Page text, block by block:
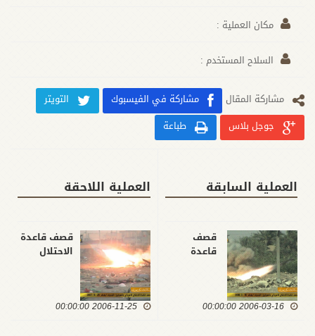
مكان العملية :
السلاح المستخدم :
مشارکة المقال مشاركة في الفيسبوك
التويتر
جوجل بلاس
طباعة
العملية السابقة
قصف
قاعدة
البلديات /
2006-03-16 00:00:00
العملية اللاحقة
قصف قاعدة
الاحتلال
2006-11-25 00:00:00